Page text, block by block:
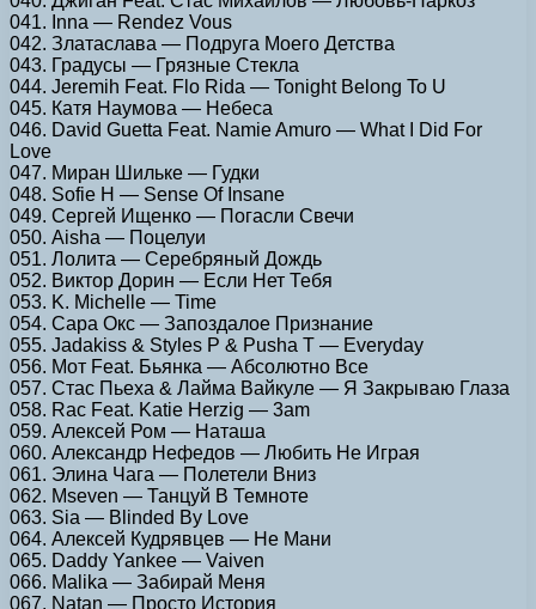
041. Inna — Rendez Vous
042. Златаслава — Подруга Моего Детства
043. Градусы — Грязные Стекла
044. Jeremih Feat. Flo Rida — Tonight Belong To U
045. Катя Наумова — Небеса
046. David Guetta Feat. Namie Amuro — What I Did For
Love
047. Миран Шильке — Гудки
048. Sofie H — Sense Of Insane
049. Сергей Ищенко — Погасли Свечи
050. Aisha — Поцелуи
051. Лолита — Серебряный Дождь
052. Виктор Дорин — Если Нет Тебя
053. K. Michelle — Time
054. Сара Окс — Запоздалое Признание
055. Jadakiss & Styles P & Pusha T — Everyday
056. Мот Feat. Бьянка — Абсолютно Все
057. Стас Пьеха & Лайма Вайкуле — Я Закрываю Глаза
058. Rac Feat. Katie Herzig — 3am
059. Алексей Ром — Наташа
060. Александр Нефедов — Любить Не Играя
061. Элина Чага — Полетели Вниз
062. Mseven — Танцуй В Темноте
063. Sia — Blinded By Love
064. Алексей Кудрявцев — Не Мани
065. Daddy Yankee — Vaiven
066. Malika — Забирай Меня
067. Natan — Просто История